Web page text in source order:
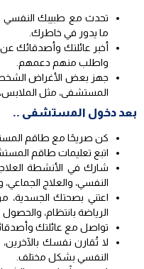
تحدث مع طبيبك النفسي
ما يدور في خاطرك.
أخبر عائلتك وأصدقائك
واطلب منهم دعمهم.
جهز بعض الأغراض
المستشفى، مثل
بعد دخول المستشفى ..
كن صريحًا مع طاقم
اتبع تعليمات طاقم
شارك في الأنشطة
النفسي، والعلاج الجماعي،
اعتني بصحتك الجسدية،
الرياضة بانتظام،
تواصل مع عائلتك
لا تُقارن نفسك
النفسي بشكل مختلف.